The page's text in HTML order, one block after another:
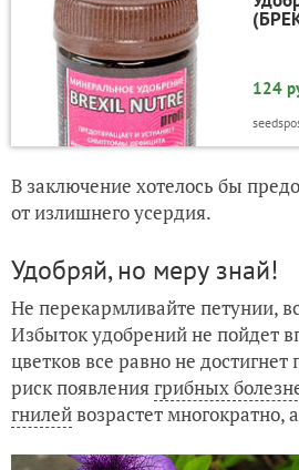
124
В заключение хотелось бы
от излишнего усердия.
Удобряй, но меру знай!
Не перекармливайте петунии,
Избыток удобрений не пойдет
цветков все равно не
риск появлениягрибных
гнилейвозрастет многократно,